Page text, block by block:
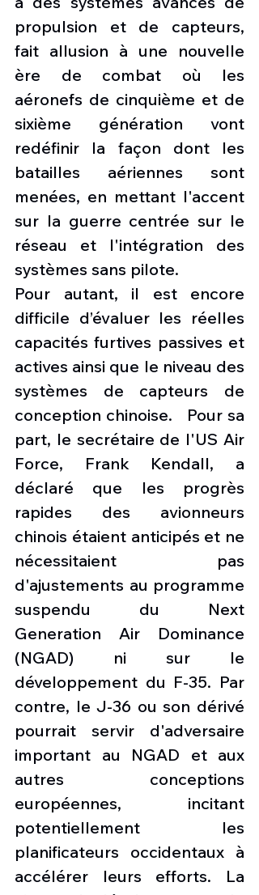
propulsion et de capteurs,
fait allusion à une nouvelle
ère de combat où les
aéronefs de cinquième et de
sixième génération vont
redéfinir la façon dont les
batailles aériennes sont
menées, en mettant l'accent
sur la guerre centrée sur le
réseau et l'intégration des
systèmes sans pilote.
Pour autant, il est encore
difficile d’évaluer les réelles
capacités furtives passives et
actives ainsi que le niveau des
systèmes de capteurs de
conception chinoise.   Pour sa
part, le secrétaire de l'US Air
Force, Frank Kendall, a
déclaré que les progrès
rapides des avionneurs
chinois étaient anticipés et ne
nécessitaient pas
d'ajustements au programme
suspendu du Next
Generation Air Dominance
(NGAD) ni sur le
développement du F-35. Par
contre, le J-36 ou son dérivé
pourrait servir d'adversaire
important au NGAD et aux
autres conceptions
européennes, incitant
potentiellement les
planificateurs occidentaux à
accélérer leurs efforts. La